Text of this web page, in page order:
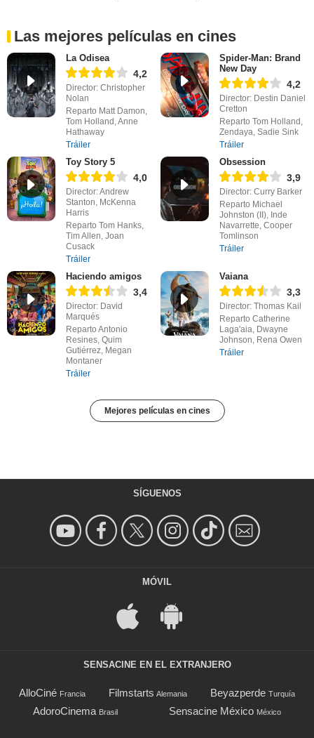
Las mejores películas en cines
La Odisea
4,2
Director: Christopher
Nolan
Reparto Matt Damon,
Tom Holland, Anne
Hathaway
Tráiler
Spider-Man: Brand
New Day
4,2
Director: Destin Daniel
Cretton
Reparto Tom Holland,
Zendaya, Sadie Sink
Tráiler
Toy Story 5
4,0
Director: Andrew
Stanton, McKenna
Harris
Reparto Tom Hanks,
Tim Allen, Joan
Cusack
Tráiler
Obsession
3,9
Director: Curry Barker
Reparto Michael
Johnston (II), Inde
Navarrette, Cooper
Tomlinson
Tráiler
Haciendo amigos
3,4
Director: David
Marqués
Reparto Antonio
Resines, Quim
Gutiérrez, Megan
Montaner
Tráiler
Vaiana
3,3
Director: Thomas Kail
Reparto Catherine
Laga'aia, Dwayne
Johnson, Rena Owen
Tráiler
Mejores películas en cines
SÍGUENOS
MÓVIL
SENSACINE EN EL EXTRANJERO
AlloCiné Francia Filmstarts Alemania Beyazperde Turquía
AdoroCinema Brasil Sensacine México México